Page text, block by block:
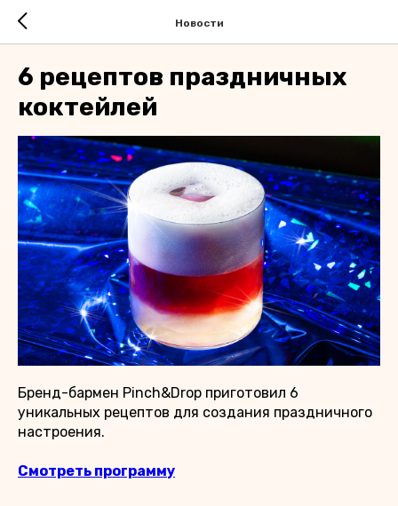
Новости
6 рецептов праздничных
коктейлей
Бренд-бармен Pinch&Drop приготовил 6
уникальных рецептов для создания праздничного
настроения.
Смотреть программу